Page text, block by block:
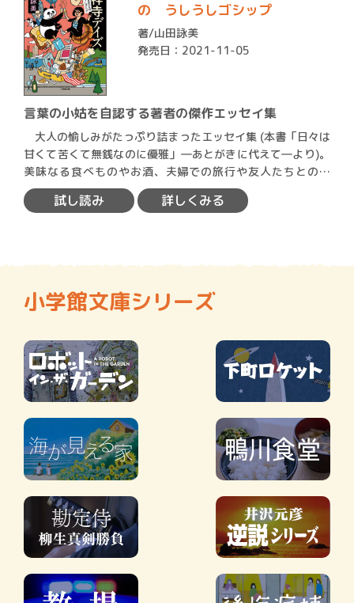
の うしうしゴシップ
著/山田詠美
発売日：2021-11-05
言葉の小姑を自認する著者の傑作エッセイ集
大人の愉しみがたっぷり詰まったエッセイ集 (本書「日々は
甘くて苦くて無銭なのに優雅」―あとがきに代えて―より)。
美味なる食べものやお酒、夫婦での旅行や友人たちとの語
ら…
試し読み 詳しくみる
小学館文庫シリーズ